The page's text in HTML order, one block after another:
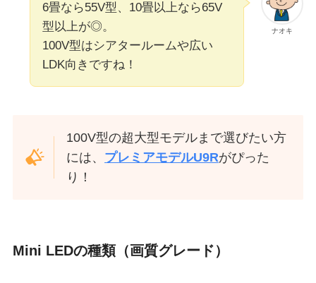
ナオキ
6畳なら55V型、10畳以上なら65V
型以上が◎。
100V型はシアタールームや広い
LDK向きですね！
100V型の超大型モデルまで選びたい方
には、 プレミアモデルU9Rがぴった
り！
Mini LEDの種類（画質グレード）